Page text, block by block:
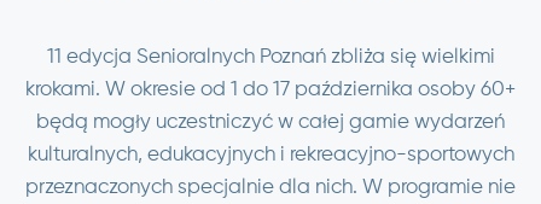
11 edycja Senioralnych Poznań zbliża się wielkimi
krokami. W okresie od 1 do 17 października osoby 60+
będą mogły uczestniczyć w całej gamie wydarzeń
kulturalnych, edukacyjnych i rekreacyjno-sportowych
przeznaczonych specjalnie dla nich. W programie nie